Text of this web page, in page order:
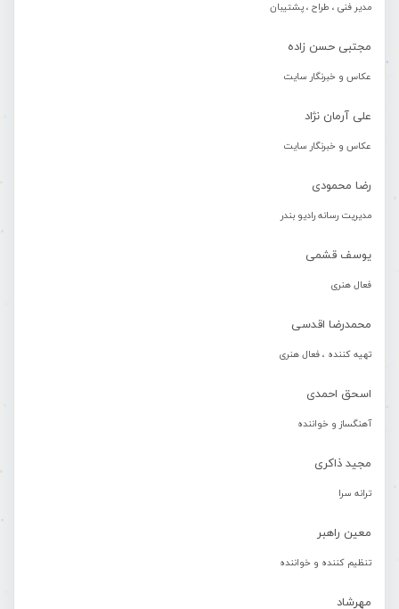
مدیر فنی ، طراح ، پشتیبان
مجتبی حسن زاده
عکاس و خبرنگار سایت
علی آرمان نژاد
عکاس و خبرنگار سایت
رضا محمودی
مدیریت رسانه رادیو بندر
یوسف قشمی
فعال هنری
محمدرضا اقدسی
تهیه کننده ، فعال هنری
اسحق احمدی
آهنگساز و خواننده
مجید ذاکری
ترانه سرا
معین راهبر
تنظیم کننده و خواننده
مهرشاد